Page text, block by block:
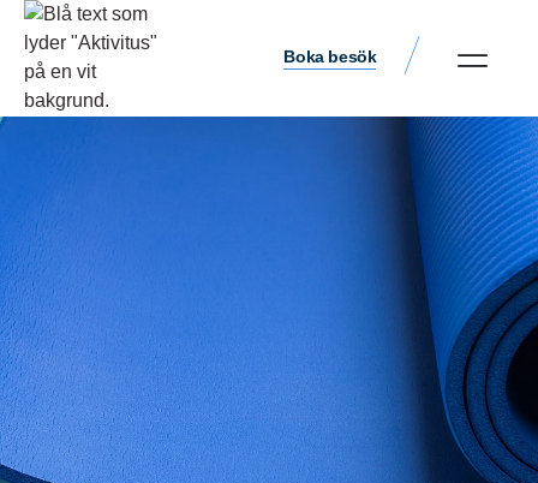
Boka besök